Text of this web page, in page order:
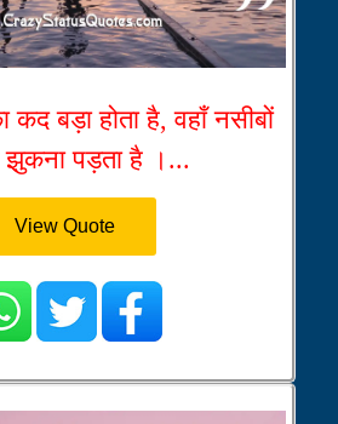
कद बड़ा होता है, वहाँ नसीबों
झुकना पड़ता है ।...
View Quote